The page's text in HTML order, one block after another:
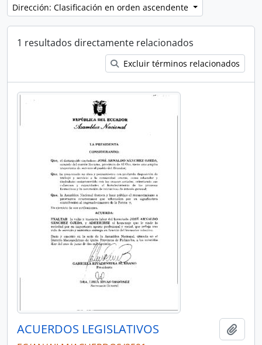
Dirección: Clasificación en orden ascendente
1 resultados directamente relacionados
Excluir términos relacionados
ACUERDOS LEGISLATIVOS